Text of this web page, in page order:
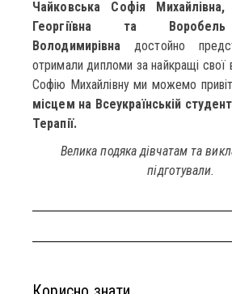
Чайковська Софія
Георгіївна та
Володимирівна достойно
отримали дипломи за найкращі свої
Софію Михайлівну ми можемо
місцем на Всеукраїнській
Терапії.
Велика подяка дівчатам та
підготували.